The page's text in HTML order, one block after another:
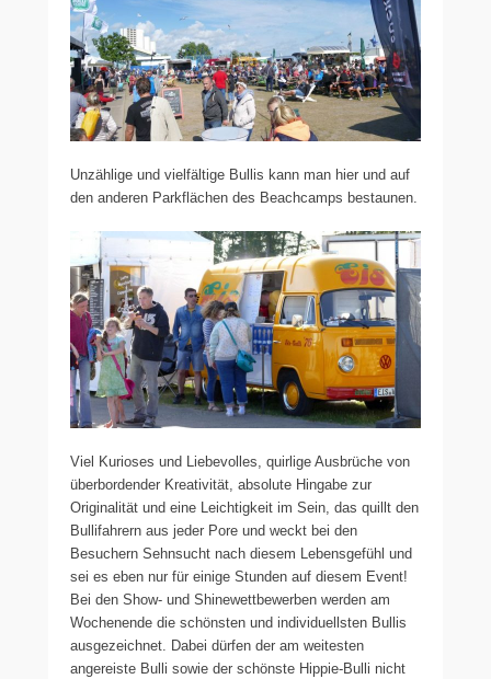
Unzählige und vielfältige Bullis kann man hier und auf
den anderen Parkflächen des Beachcamps bestaunen.
Viel Kurioses und Liebevolles, quirlige Ausbrüche von
überbordender Kreativität, absolute Hingabe zur
Originalität und eine Leichtigkeit im Sein, das quillt den
Bullifahrern aus jeder Pore und weckt bei den
Besuchern Sehnsucht nach diesem Lebensgefühl und
sei es eben nur für einige Stunden auf diesem Event!
Bei den Show- und Shinewettbewerben werden am
Wochenende die schönsten und individuellsten Bullis
ausgezeichnet. Dabei dürfen der am weitesten
angereiste Bulli sowie der schönste Hippie-Bulli nicht